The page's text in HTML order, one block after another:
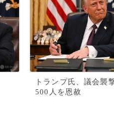
トランプ氏、議会襲
500人を恩赦